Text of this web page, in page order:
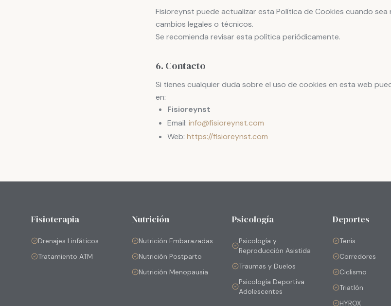
Fisioreynst puede actualizar esta Política de Cookies cuando
cambios legales o técnicos.
Se recomienda revisar esta política periódicamente.
6. Contacto
Si tienes cualquier duda sobre el uso de cookies en esta web
en:
Fisioreynst
Email: info@fisioreynst.com
Web: https://fisioreynst.com
Fisioterapia
Drenajes Linfáticos
Tratamiento ATM
Nutrición
Nutrición Embarazadas
Nutrición Postparto
Nutrición Menopausia
Psicología
Psicología y
Reproducción Asistida
Traumas y Duelos
Psicología Deportiva
Adolescentes
Deportes
Tenis
Corredores
Ciclismo
Triatlón
HYROX